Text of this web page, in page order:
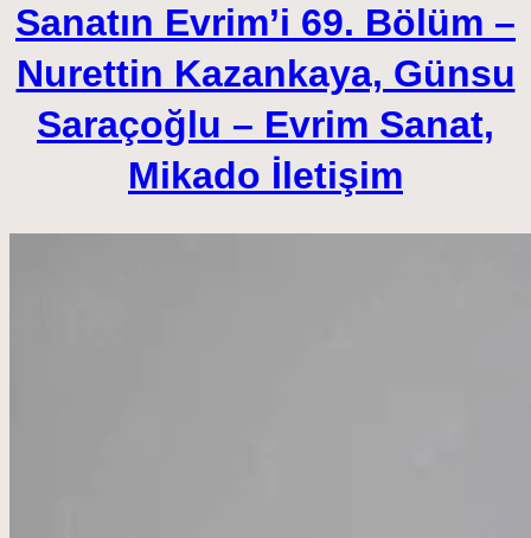
Sanatın Evrim’i 69. Bölüm –
Nurettin Kazankaya, Günsu
Saraçoğlu – Evrim Sanat,
Mikado İletişim